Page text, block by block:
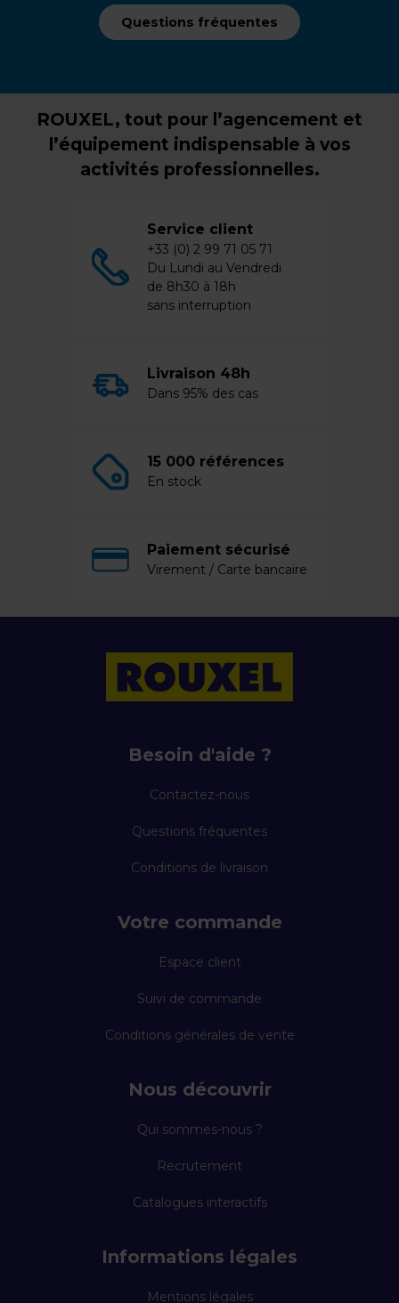
Questions fréquentes
ROUXEL, tout pour l’agencement et
l’équipement indispensable à vos
activités professionnelles.
Service client
+33 (0) 2 99 71 05 71
Du Lundi au Vendredi
de 8h30 à 18h
sans interruption
Livraison 48h
Dans 95% des cas
15 000 références
En stock
Paiement sécurisé
Virement / Carte bancaire
Besoin d'aide ?
Contactez-nous
Questions fréquentes
Conditions de livraison
Votre commande
Espace client
Suivi de commande
Conditions générales de vente
Nous découvrir
Qui sommes-nous ?
Recrutement
Catalogues interactifs
Informations légales
Mentions légales